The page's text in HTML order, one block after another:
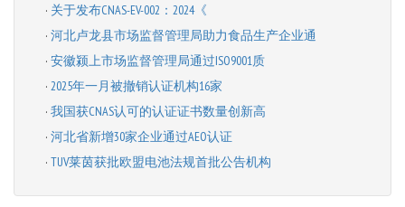
· 关于发布CNAS-EV-002：2024《
· 河北卢龙县市场监督管理局助力食品生产企业通
· 安徽颍上市场监督管理局通过ISO9001质
· 2025年一月被撤销认证机构16家
· 我国获CNAS认可的认证证书数量创新高
· 河北省新增30家企业通过AEO认证
· TUV莱茵获批欧盟电池法规首批公告机构